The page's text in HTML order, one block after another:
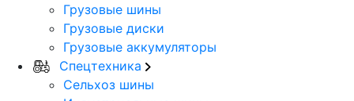
Грузовые шины
Грузовые диски
Грузовые аккумуляторы
Спецтехника
Сельхоз шины